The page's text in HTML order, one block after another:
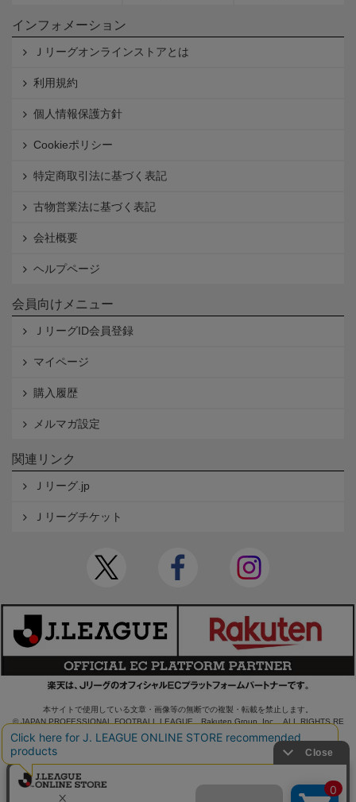
インフォメーション
Ｊリーグオンラインストアとは
利用規約
個人情報保護方針
Cookieポリシー
特定商取引法に基づく表記
古物営業法に基づく表記
会社概要
ヘルプページ
会員向けメニュー
ＪリーグID会員登録
マイページ
購入履歴
メルマガ設定
関連リンク
Ｊリーグ.jp
Ｊリーグチケット
本サイトで使用している文章・画像等の無断での複製・転載を禁止します。
© JAPAN PROFESSIONAL FOOTBALL LEAGUE Rakuten Group, Inc. ALL RIGHTS RE
SERVED.